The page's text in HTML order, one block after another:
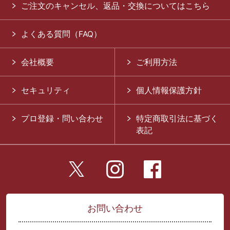
ご注文のキャンセル、返品・交換についてはこちら
よくある質問（FAQ）
会社概要 ご利用方法
セキュリティ 個人情報保護方針
プロ登録・問い合わせ
特定商取引法に基づく
表記
お問い合わせ